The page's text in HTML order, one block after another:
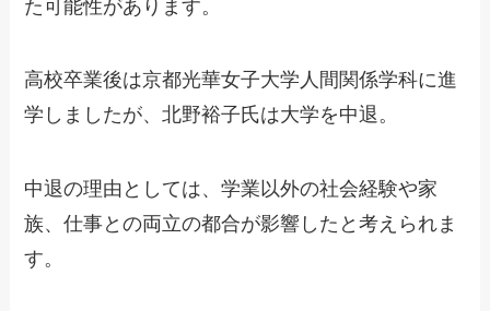
た可能性があります。
高校卒業後は京都光華女子大学人間関係学科に進
学しましたが、北野裕子氏は大学を中退。
中退の理由としては、学業以外の社会経験や家
族、仕事との両立の都合が影響したと考えられま
す。